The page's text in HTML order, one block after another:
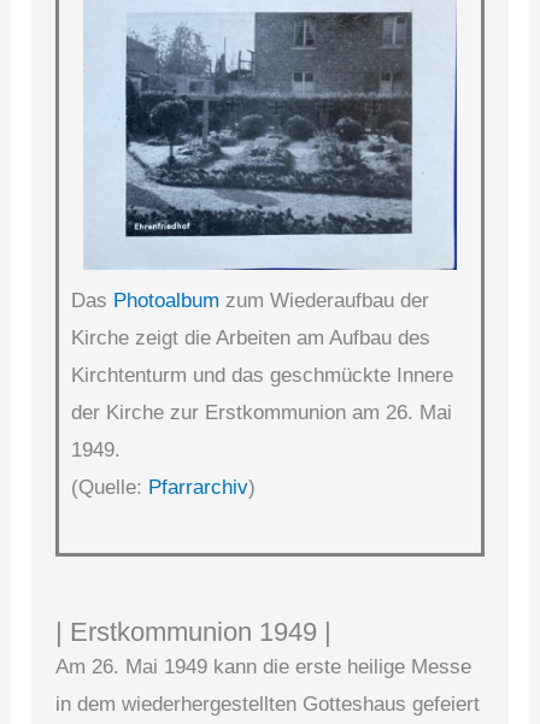
Das Photoalbum zum Wiederaufbau der
Kirche zeigt die Arbeiten am Aufbau des
Kirchtenturm und das geschmückte Innere
der Kirche zur Erstkommunion am 26. Mai
1949.
(Quelle: Pfarrarchiv)
| Erstkommunion 1949 |
Am 26. Mai 1949 kann die erste heilige Messe
in dem wiederhergestellten Gotteshaus gefeiert